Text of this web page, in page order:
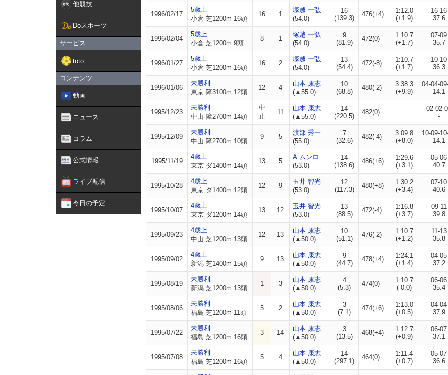
他競技
Doスポーツ
サービス
toto
コンテンツ
動画
ニュース
コラム
公式情報
ライブ配信
今日の予定
1996/02/17
5歳上
小倉 芝1200m 16頭
16 1
塚越 一弘
(54.0)
16
(139.3)
476(+4)
1:12.0
(+1.9)
16-16
37.6
1996/02/04
5歳上
小倉 芝1200m 9頭
8 1
塚越 一弘
(54.0)
9
(81.9)
472(0)
1:10.7
(+1.7)
07-09
35.7
1996/01/27
5歳上
小倉 芝1200m 16頭
16 2
塚越 一弘
(54.0)
13
(54.4)
472(-8)
1:10.7
(+1.7)
10-10
36.3
1996/01/06
未勝利
東京 障3100m 12頭
12 4
山本 康志
(▲55.0)
10
(68.8)
480(-2)
3:38.3
(+9.9)
04-04-
14.1
1995/12/23
未勝利
中山 障2700m 14頭
中
止
11
山本 康志
(▲55.0)
14
(220.5)
482(0)
02-02-
-
1995/12/09
未勝利
中山 障2700m 10頭
9 5
渡部 秀一
(55.0)
7
(32.6)
482(-4)
3:09.8
(+8.0)
10-09-
14.1
1995/11/19
4歳上
東京 ダ1400m 14頭
13 5
A.ムンロ
(53.0)
14
(138.6)
486(+6)
1:29.6
(+3.1)
05-06
40.7
1995/10/28
4歳上
東京 ダ1400m 12頭
12 9
玉井 智光
(53.0)
12
(117.3)
480(+8)
1:30.2
(+3.4)
07-10
40.6
1995/10/07
4歳上
東京 ダ1200m 14頭
13 12
玉井 智光
(53.0)
13
(88.5)
472(-4)
1:16.8
(+3.7)
09-11
39.8
1995/09/23
4歳上
中山 芝1200m 13頭
12 13
山本 康志
(▲50.0)
10
(51.1)
476(-2)
1:10.7
(+1.2)
11-13
35.8
1995/09/02
4歳上
新潟 芝1400m 15頭
9 13
山本 康志
(▲50.0)
9
(44.7)
478(+4)
1:24.1
(+1.4)
04-05
37.2
1995/08/19
未勝利
新潟 芝1200m 13頭
1 3
山本 康志
(▲50.0)
4
(5.3)
474(0)
1:10.7
(-0.0)
06-06
35.4
1995/08/06
未勝利
福島 芝1200m 11頭
5 2
山本 康志
(▲50.0)
3
(7.1)
474(+6)
1:13.0
(+0.5)
04-04
37.9
1995/07/22
未勝利
福島 芝1200m 16頭
3 14
山本 康志
(▲50.0)
3
(13.5)
468(+4)
1:12.7
(+0.9)
06-07
37.1
1995/07/08
未勝利
福島 芝1200m 16頭
5 4
山本 康志
(▲50.0)
14
(297.1)
464(0)
1:11.4
(+0.7)
05-07
36.6